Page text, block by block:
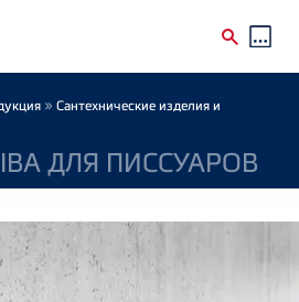
» Сантехнические изделия и
ДЛЯ ПИССУАРОВ